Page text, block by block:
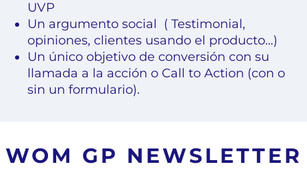
UVP
Un argumento social ( Testimonial,
opiniones, clientes usando el producto…)
Un único objetivo de conversión con su
llamada a la acción o Call to Action (con o
sin un formulario).
WOM GP NEWSLETTER